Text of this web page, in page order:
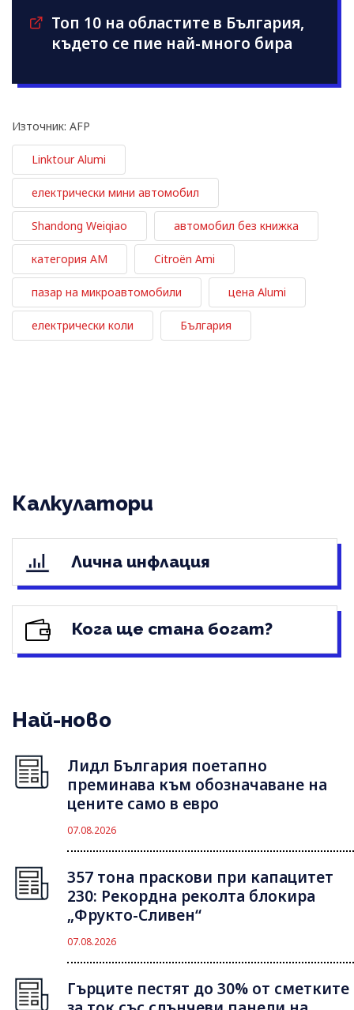
Топ 10 на областите в България,
където се пие най-много бира
Източник: AFP
Linktour Alumi
електрически мини автомобил
Shandong Weiqiao автомобил без книжка
категория AM Citroën Ami
пазар на микроавтомобили цена Alumi
електрически коли България
Калкулатори
Лична инфлация
Кога ще стана богат?
Най-ново
Лидл България поетапно
преминава към обозначаване на
цените само в евро
07.08.2026
357 тона праскови при капацитет
230: Рекордна реколта блокира
„Фрукто-Сливен“
07.08.2026
Гърците пестят до 30% от сметките